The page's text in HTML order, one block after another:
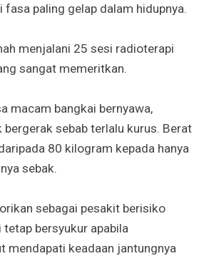
paling gelap dalam hidupnya.
menjalani 25 sesi radioterapi
sangat memeritkan.
macam bangkai bernyawa,
sebab terlalu kurus. Berat
80 kilogram kepada hanya
sebak.
sebagai pesakit berisiko
bersyukur apabila
mendapati keadaan jantungnya